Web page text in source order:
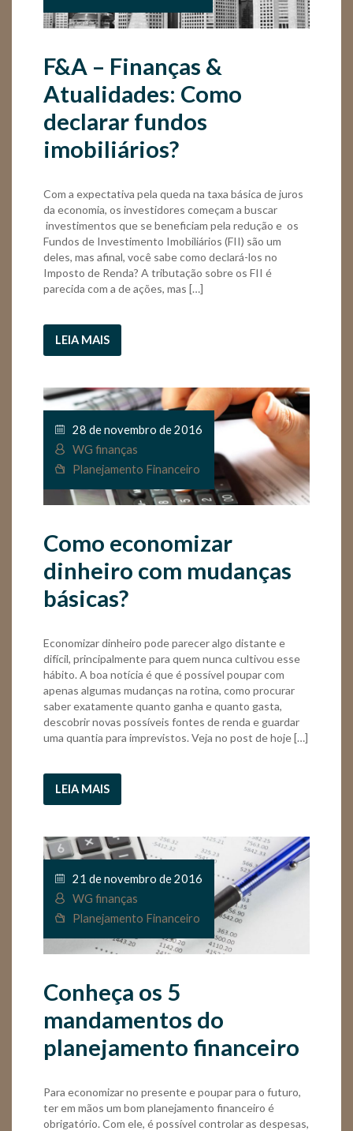
F&A – Finanças &
Atualidades: Como
declarar fundos
imobiliários?
Com a expectativa pela queda na taxa básica de juros
da economia, os investidores começam a buscar
investimentos que se beneficiam pela redução e os
Fundos de Investimento Imobiliários (FII) são um
deles, mas afinal, você sabe como declará-los no
Imposto de Renda? A tributação sobre os FII é
parecida com a de ações, mas […]
LEIA MAIS
28 de novembro de 2016
WG finanças
Planejamento Financeiro
Como economizar
dinheiro com mudanças
básicas?
Economizar dinheiro pode parecer algo distante e
difícil, principalmente para quem nunca cultivou esse
hábito. A boa notícia é que é possível poupar com
apenas algumas mudanças na rotina, como procurar
saber exatamente quanto ganha e quanto gasta,
descobrir novas possíveis fontes de renda e guardar
uma quantia para imprevistos. Veja no post de hoje […]
LEIA MAIS
21 de novembro de 2016
WG finanças
Planejamento Financeiro
Conheça os 5
mandamentos do
planejamento financeiro
Para economizar no presente e poupar para o futuro,
ter em mãos um bom planejamento financeiro é
obrigatório. Com ele, é possível controlar as despesas,